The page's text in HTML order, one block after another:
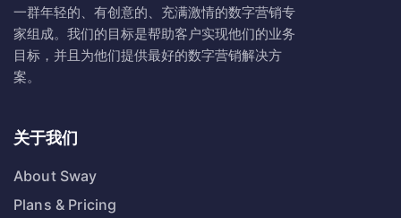
一群年轻的、有创意的、充满激情的数字营销专
家组成。我们的目标是帮助客户实现他们的业务
目标，并且为他们提供最好的数字营销解决方
案。
关于我们
About Sway
Plans & Pricing